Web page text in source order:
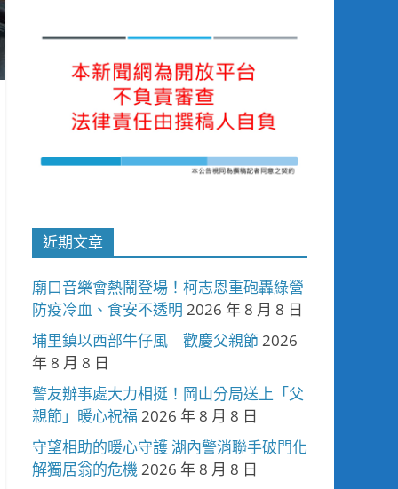
近期文章
廟口音樂會熱鬧登場！柯志恩重砲轟綠營
防疫冷血、食安不透明 2026 年 8 月 8 日
埔里鎮以西部牛仔風 歡慶父親節2026
年 8 月 8 日
警友辦事處大力相挺！岡山分局送上「父
親節」暖心祝福 2026 年 8 月 8 日
守望相助的暖心守護 湖內警消聯手破門化
解獨居翁的危機2026 年 8 月 8 日